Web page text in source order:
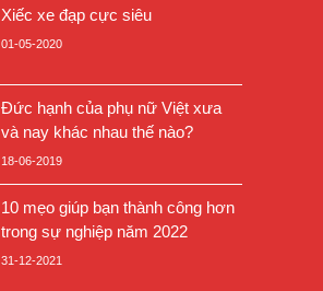
Xiếc xe đạp cực siêu
01-05-2020
Đức hạnh của phụ nữ Việt xưa
và nay khác nhau thế nào?
18-06-2019
10 mẹo giúp bạn thành công hơn
trong sự nghiệp năm 2022
31-12-2021